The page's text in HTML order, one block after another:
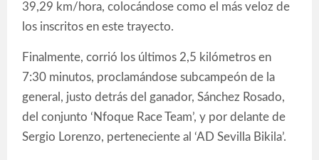
39,29 km/hora, colocándose como el más veloz de
los inscritos en este trayecto.
Finalmente, corrió los últimos 2,5 kilómetros en
7:30 minutos, proclamándose subcampeón de la
general, justo detrás del ganador, Sánchez Rosado,
del conjunto ‘Nfoque Race Team’, y por delante de
Sergio Lorenzo, perteneciente al ‘AD Sevilla Bikila’.